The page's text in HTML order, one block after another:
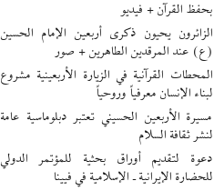
بحفظ القرآن + فيديو
الزائرون يحيون ذكرى أربعين الإمام الحسين
(ع) عند المرقدين الطاهرين + صور
المحطات القرآنية في الزيارة الأربعينية مشروع
لبناء الإنسان معرفیاً وروحياً
مسيرة الأربعين الحسيني تعتبر دبلوماسية عامة
لنشر ثقافة السلام
دعوة لتقديم أوراق بحثية للمؤتمر الدولي
للحضارة الإيرانية ـ الإسلامية في فيينا